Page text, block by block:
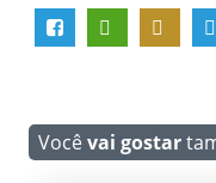
Você vai gostar